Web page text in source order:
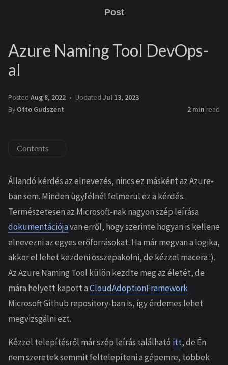
Post
Azure Naming Tool DevOps-
al
Posted Aug 8, 2022 Updated Jul 13, 2023
By Otto Gudszent 2 min read
Contents
Állandó kérdés az elnevezés, nincs ez másként az Azure-
ban sem. Minden ügyfélnél felmerül ez a kérdés.
Természetesen az Microsoft-nak nagyon szép leírása
dokumentációjavan erről, hogy szerinte hogyan is kellene
elnevezni az egyes erőforrásokat. Ha már megvan a logika,
akkor el lehet kezdeni összepakolni, de kézzel macera :).
Az Azure Naming Tool külön kezdte meg az életét, de
mára helyett kapott aCloudAdoptionFramework
Microsoft Github repository-ban is, így érdemes lehet
megvizsgálni ezt.
Kézzel telepítésről már szép leírás található itt, de Én
nem szeretek semmit feltelepíteni a gépemre, többek